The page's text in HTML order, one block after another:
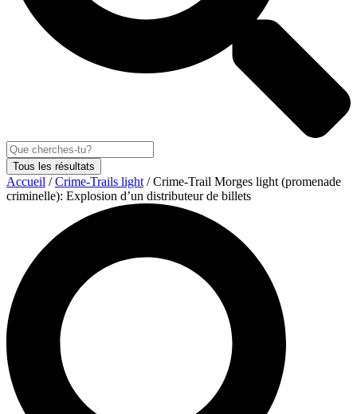
Tous les résultats
Accueil /Crime-Trails light/ Crime-Trail Morges light (promenade
criminelle): Explosion d’un distributeur de billets